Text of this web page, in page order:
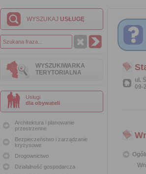
WYSZUKAJ USŁUGĘ
WYSZUKIWARKA
TERYTORIALNA
Usługi
dla obywateli
Architektura i planowanie
przestrzenne
Bezpieczeństwo i zarządzanie
kryzysowe
Drogownictwo
Działalność gospodarcza
ul.
09-